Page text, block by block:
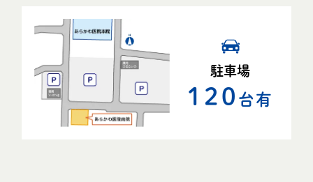
駐車場
120 台有